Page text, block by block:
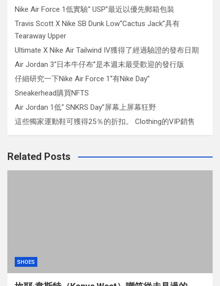
Nike Air Force 1低實驗“ USP”最近以優先郵箱包裝
Travis Scott X Nike SB Dunk Low“Cactus Jack”具有
Tearaway Upper
Ultimate X Nike Air Tailwind IV獲得了經過驗證的發布日期
Air Jordan 3“日本牛仔布”是本週末最受歡迎的發行版
仔細研究一下Nike Air Force 1“有Nike Day”
Sneakerhead購買NFTS
Air Jordan 1低“ SNKRS Day”屏幕上屏幕狂野
這些獨家運動鞋可獲得25％的折扣。 Clothing的VIP銷售
Related Posts
SHOES